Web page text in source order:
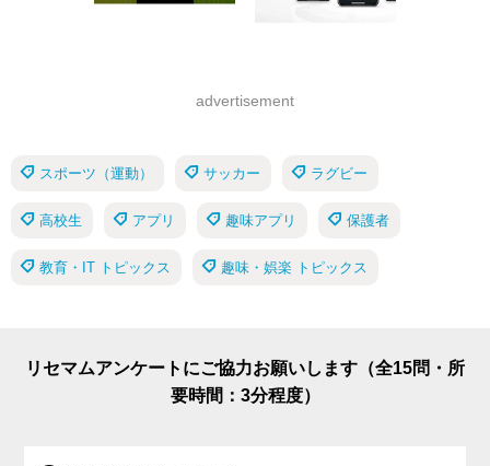
advertisement
スポーツ（運動） サッカー ラグビー
高校生 アプリ 趣味アプリ 保護者
教育・IT トピックス 趣味・娯楽 トピックス
リセマムアンケートにご協力お願いします（全15問・所
要時間：3分程度）